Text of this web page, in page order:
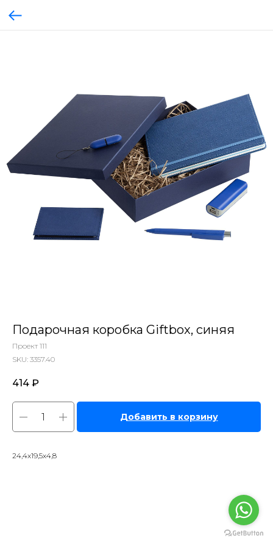
Подарочная коробка Giftbox, синяя
Проект 111
SKU: 3357.40
414 ₽
Добавить в корзину
24,4х19,5х4,8